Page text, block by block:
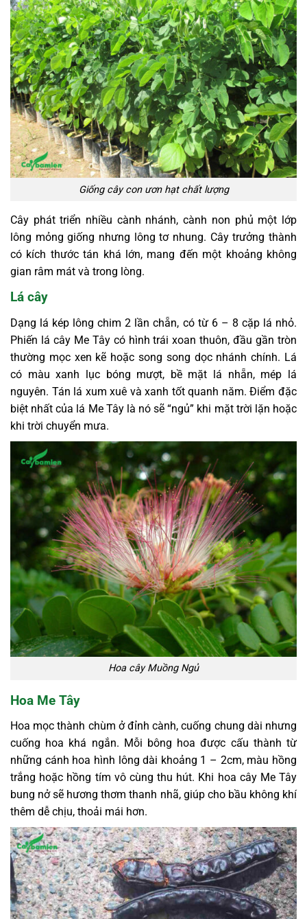
Giống cây con ươn hạt chất lượng
Cây phát triển nhiều cành nhánh, cành non phủ một lớp
lông mỏng giống nhưng lông tơ nhung. Cây trưởng thành
có kích thước tán khá lớn, mang đến một khoảng không
gian râm mát và trong lòng.
Lá cây
Dạng lá kép lông chim 2 lần chẵn, có từ 6 – 8 cặp lá nhỏ.
Phiến lá cây Me Tây có hình trái xoan thuôn, đầu gần tròn
thường mọc xen kẽ hoặc song song dọc nhánh chính. Lá
có màu xanh lục bóng mượt, bề mặt lá nhẵn, mép lá
nguyên. Tán lá xum xuê và xanh tốt quanh năm. Điểm đặc
biệt nhất của lá Me Tây là nó sẽ “ngủ” khi mặt trời lặn hoặc
khi trời chuyển mưa.
Hoa cây Muồng Ngủ
Hoa Me Tây
Hoa mọc thành chùm ở đỉnh cành, cuống chung dài nhưng
cuống hoa khá ngắn. Mỗi bông hoa được cấu thành từ
những cánh hoa hình lông dài khoảng 1 – 2cm, màu hồng
trắng hoặc hồng tím vô cùng thu hút. Khi hoa cây Me Tây
bung nở sẽ hương thơm thanh nhã, giúp cho bầu không khí
thêm dễ chịu, thoải mái hơn.